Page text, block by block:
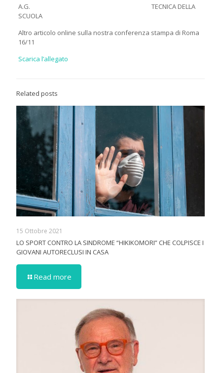
A.G. TECNICA DELLA
SCUOLA
Altro articolo online sulla nostra conferenza stampa di Roma
16/11
Scarica l’allegato
Related posts
15 Ottobre 2021
LO SPORT CONTRO LA SINDROME “HIKIKOMORI” CHE COLPISCE I
GIOVANI AUTORECLUSI IN CASA
Read more